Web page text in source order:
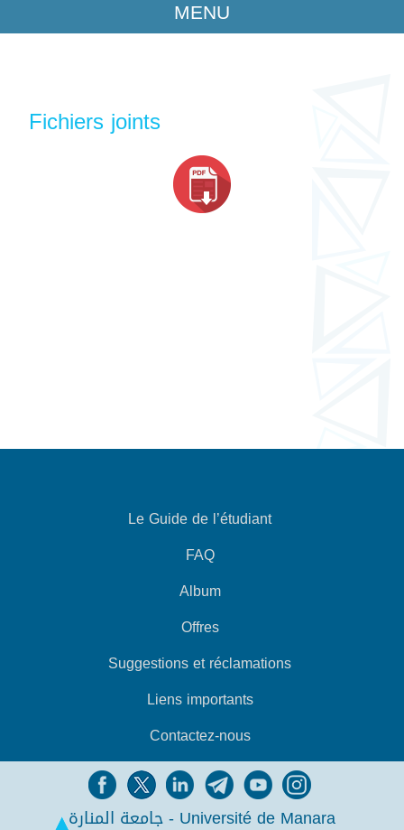
MENU
Fichiers joints
Le Guide de l’étudiant
FAQ
Album
Offres
Suggestions et réclamations
Liens importants
Contactez-nous
جامعة المنارة - Université de Manara